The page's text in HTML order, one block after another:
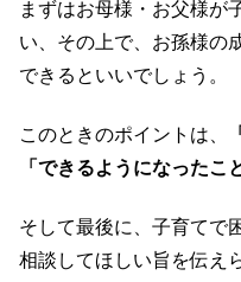
まずはお母様・お父様が
い、その上で、お孫様の
できるといいでしょう。
このときのポイントは、
「できるようになったこ
そして最後に、子育てで
相談してほしい旨を伝え